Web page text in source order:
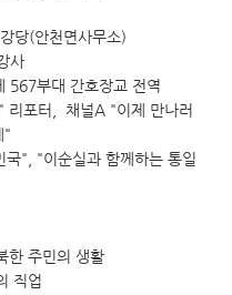
당(안천면사무소)
사
567부대 간호장교 전역
, 채널A "이제 만나러
"
순실과 함께하는 통일
한 주민의 생활
직업